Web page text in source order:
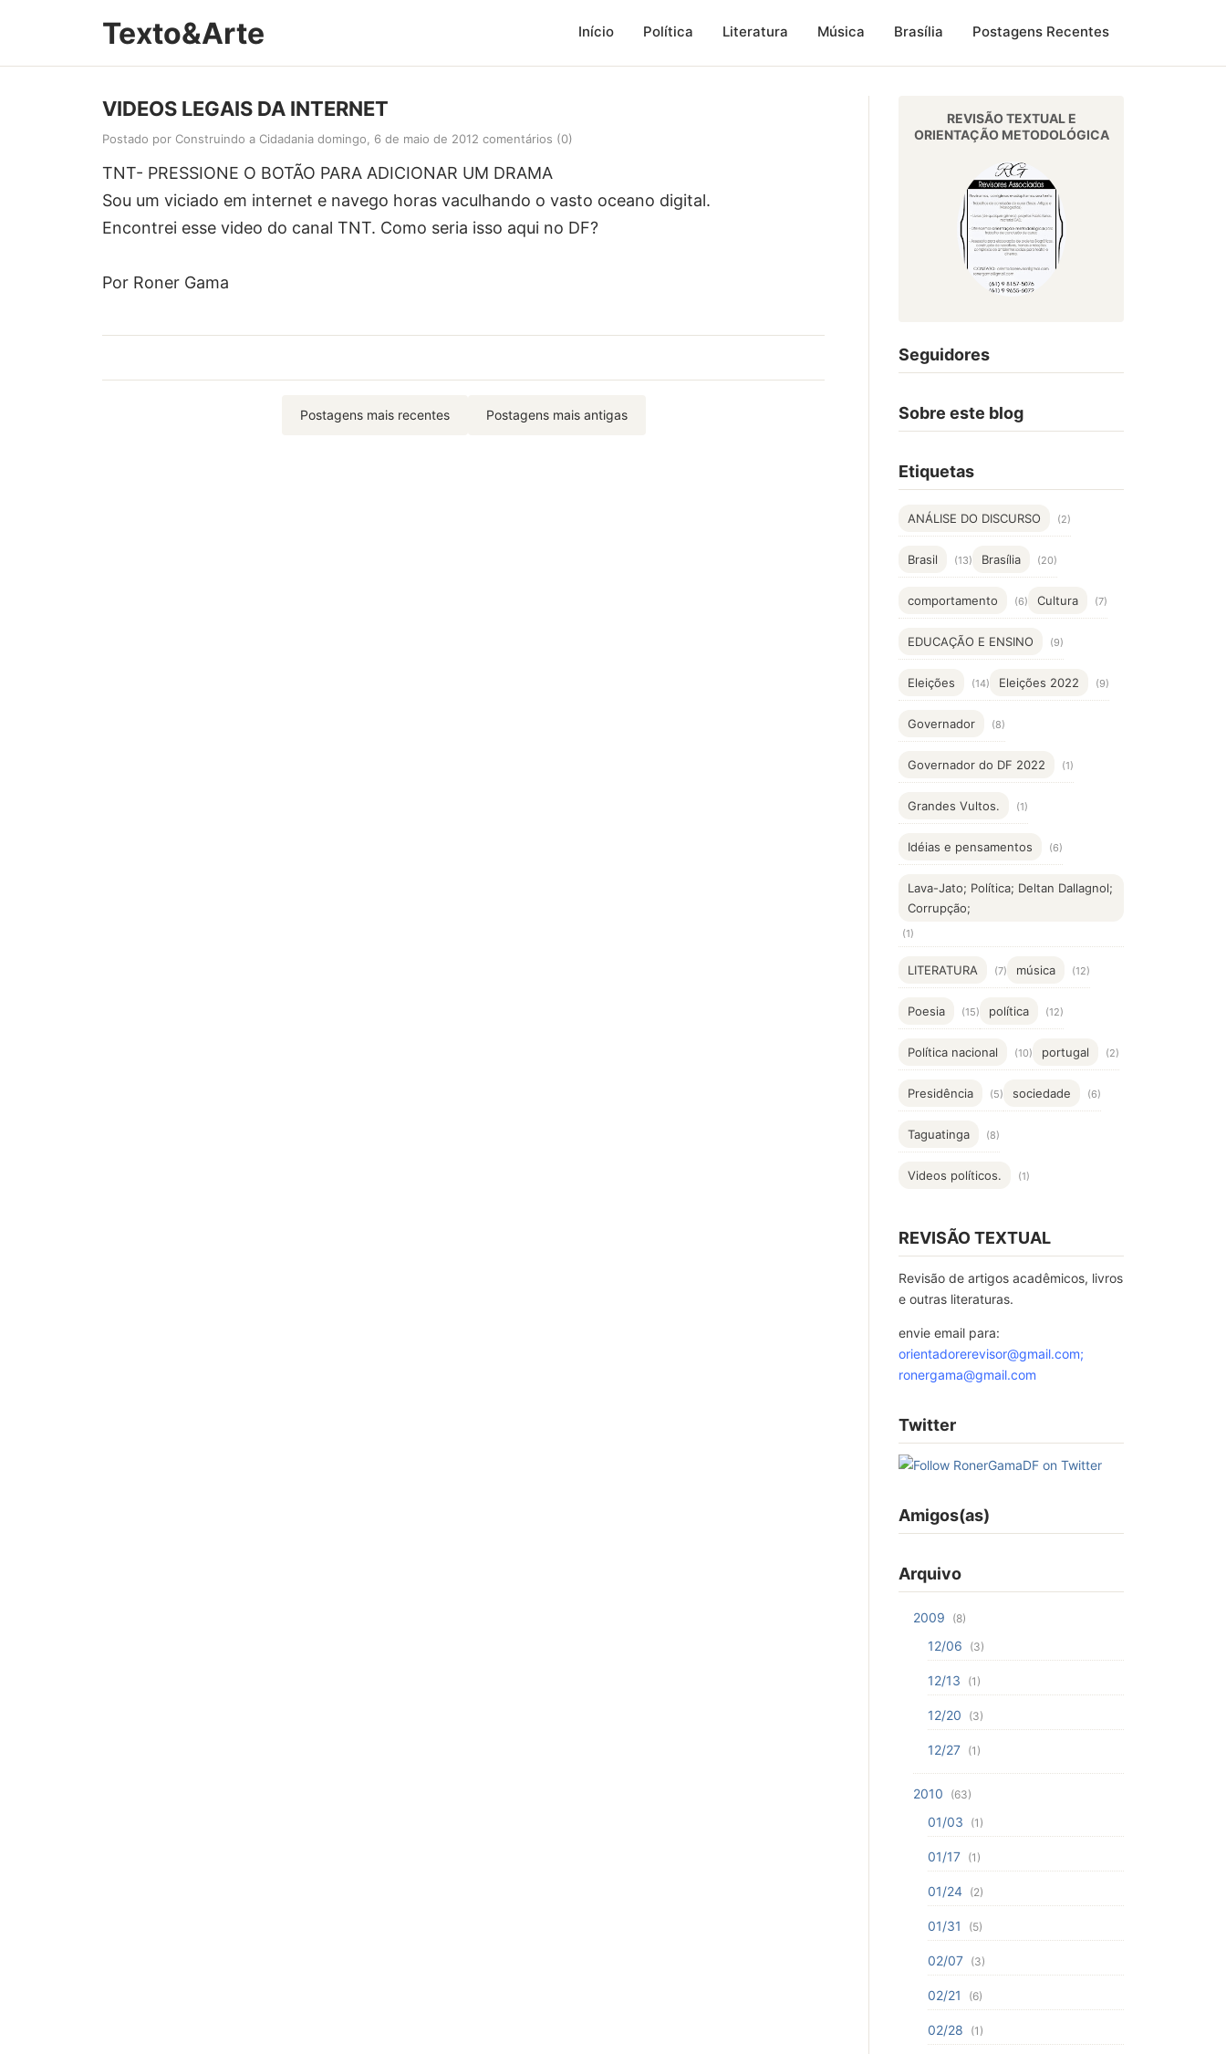
Texto&Arte Início Política Literatura Música Brasília Postagens Recentes
VIDEOS LEGAIS DA INTERNET
Postado por Construindo a Cidadania domingo, 6 de maio de 2012 comentários (0)
TNT- PRESSIONE O BOTÃO PARA ADICIONAR UM DRAMA
Sou um viciado em internet e navego horas vaculhando o vasto oceano digital.
Encontrei esse video do canal TNT. Como seria isso aqui no DF?
Por Roner Gama
Postagens mais recentes Postagens mais antigas
REVISÃO TEXTUAL E
ORIENTAÇÃO METODOLÓGICA
Seguidores
Sobre este blog
Etiquetas
ANÁLISE DO DISCURSO (2)
Brasil (13) Brasília (20)
comportamento (6) Cultura (7)
EDUCAÇÃO E ENSINO (9)
Eleições (14) Eleições 2022 (9)
Governador (8)
Governador do DF 2022 (1)
Grandes Vultos. (1)
Idéias e pensamentos (6)
Lava-Jato; Política; Deltan Dallagnol;
Corrupção;
(1)
LITERATURA (7) música (12)
Poesia (15) política (12)
Política nacional (10) portugal (2)
Presidência (5) sociedade (6)
Taguatinga (8)
Videos políticos. (1)
REVISÃO TEXTUAL
Revisão de artigos acadêmicos, livros
e outras literaturas.
envie email para:
orientadorerevisor@gmail.com;
ronergama@gmail.com
Twitter
Amigos(as)
Arquivo
2009 (8)
12/06 (3)
12/13 (1)
12/20 (3)
12/27 (1)
2010 (63)
01/03 (1)
01/17 (1)
01/24 (2)
01/31 (5)
02/07 (3)
02/21 (6)
02/28 (1)